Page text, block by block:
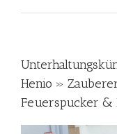
Henio »
Feuerspucker &